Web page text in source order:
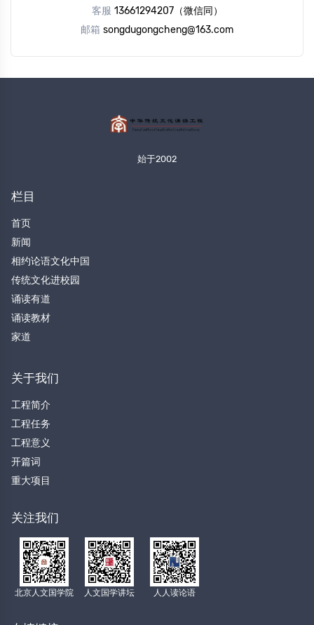
客服 13661294207（微信同）
邮箱 songdugongcheng@163.com
始于2002
栏目
首页
新闻
相约论语文化中国
传统文化进校园
诵读有道
诵读教材
家道
关于我们
工程简介
工程任务
工程意义
开篇词
重大项目
关注我们
北京人文国学院 人文国学讲坛 人人读论语